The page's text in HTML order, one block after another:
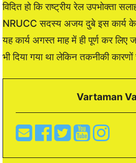
विदित हो कि राष्ट्रीय रेल उपभोक्ता
NRUCC सदस्य अजय दुबे इस कार्य के
यह कार्य अगस्त माह में ही पूर्ण कर
भी दिया गया था लेकिन तकनीकी कारणों
Vartaman